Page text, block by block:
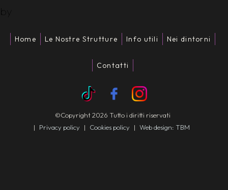
by
Home Le Nostre Strutture Info utili Nei dintorni
Contatti
©Copyright 2026 Tutto i diritti riservati
|
Privacy policy | Cookies policy | Web design: TBM